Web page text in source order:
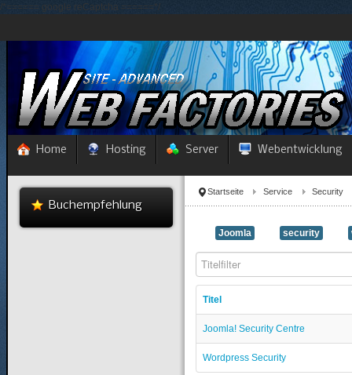
/*====== google reCaptcha ======*/
Home Hosting Server Webentwicklung
Startseite Service Security
Joomla security
Titelfilter
Titel
Joomla! Security Centre
Wordpress Security
Buchempfehlung